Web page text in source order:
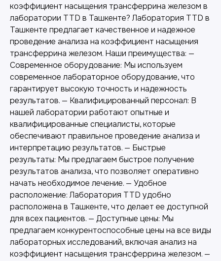
коэффициент насыщения трансферрина железом в
лаборатории TTD в Ташкенте? Лаборатория TTD в
Ташкенте предлагает качественное и надежное
проведение анализа на коэффициент насыщения
трансферрина железом. Наши преимущества: —
Современное оборудование: Мы используем
современное лабораторное оборудование, что
гарантирует высокую точность и надежность
результатов. — Квалифицированный персонал: В
нашей лаборатории работают опытные и
квалифицированные специалисты, которые
обеспечивают правильное проведение анализа и
интерпретацию результатов. — Быстрые
результаты: Мы предлагаем быстрое получение
результатов анализа, что позволяет оперативно
начать необходимое лечение. — Удобное
расположение: Лаборатория TTD удобно
расположена в Ташкенте, что делает ее доступной
для всех пациентов. — Доступные цены: Мы
предлагаем конкурентоспособные цены на все виды
лабораторных исследований, включая анализ на
коэффициент насыщения трансферрина железом. —
Другие наши услуги